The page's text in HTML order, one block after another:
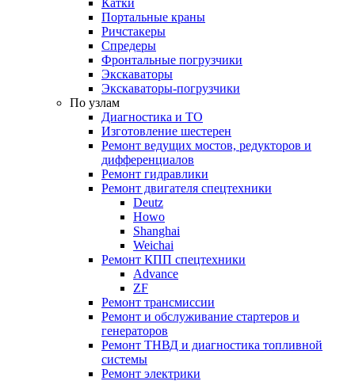
Катки
Портальные краны
Ричстакеры
Спредеры
Фронтальные погрузчики
Экскаваторы
Экскаваторы-погрузчики
По узлам
Диагностика и ТО
Изготовление шестерен
Ремонт ведущих мостов, редукторов и
дифференциалов
Ремонт гидравлики
Ремонт двигателя спецтехники
Deutz
Howo
Shanghai
Weichai
Ремонт КПП спецтехники
Advance
ZF
Ремонт трансмиссии
Ремонт и обслуживание стартеров и
генераторов
Ремонт ТНВД и диагностика топливной
системы
Ремонт электрики